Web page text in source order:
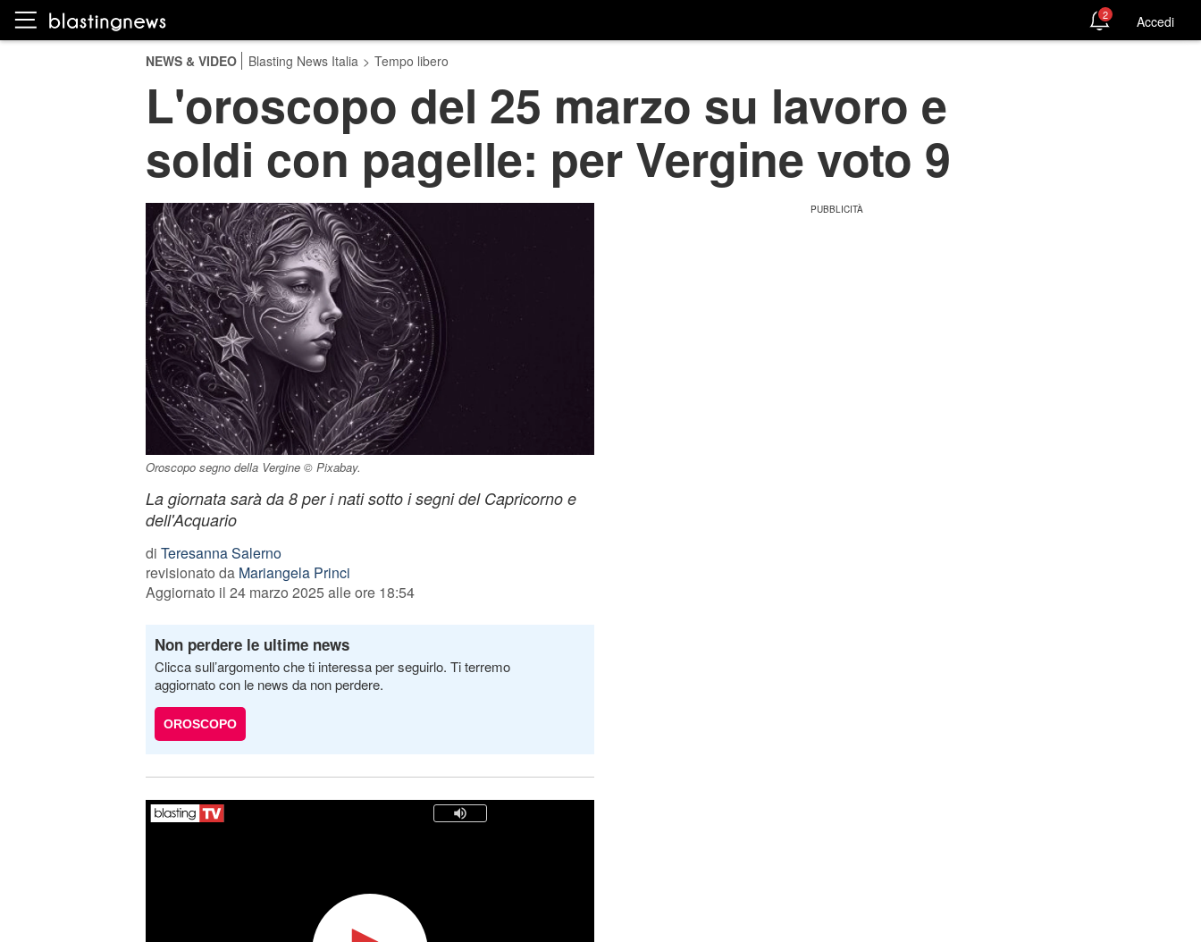
2 Accedi
NEWS & VIDEO Blasting News Italia > Tempo libero
L'oroscopo del 25 marzo su lavoro e
soldi con pagelle: per Vergine voto 9
Oroscopo segno della Vergine © Pixabay.
La giornata sarà da 8 per i nati sotto i segni del Capricorno e
dell'Acquario
di Teresanna Salerno
revisionato da Mariangela Princi
Aggiornato il 24 marzo 2025 alle ore 18:54
Non perdere le ultime news
Clicca sull’argomento che ti interessa per seguirlo. Ti terremo
aggiornato con le news da non perdere.
OROSCOPO